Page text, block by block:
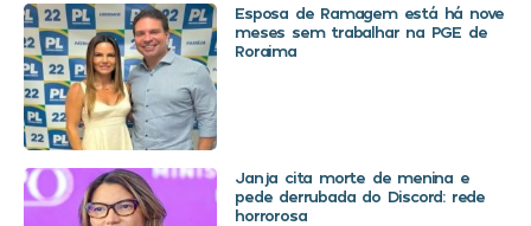
Esposa de Ramagem está há nove
meses sem trabalhar na PGE de
Roraima
Janja cita morte de menina e
pede derrubada do Discord: rede
horrorosa